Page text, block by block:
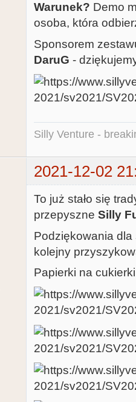
Warunek? Demo
osoba, która
Sponsorem
DaruG -
Silly Venture -
2021-12-02
To już stało się
przepyszne Silly
Podziękowania
kolejny
Papierki na